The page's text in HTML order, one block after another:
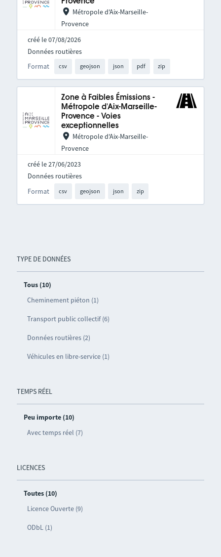
TYPE DE DONNÉES
Tous (10)
Cheminement piéton (1)
Transport public collectif (6)
Données routières (2)
Véhicules en libre-service (1)
TEMPS RÉEL
Peu importe (10)
Avec temps réel (7)
LICENCES
Toutes (10)
Licence Ouverte (9)
ODbL (1)
Métropole d'Aix-Marseille-
Provence
créé le 07/08/2026
Format csv geojson json pdf zip
Données routières
Zone à Faibles Émissions -
Métropole d'Aix-Marseille-
Provence - Voies
exceptionnelles
Métropole d'Aix-Marseille-
Provence
créé le 27/06/2023
Format csv geojson json zip
Données routières